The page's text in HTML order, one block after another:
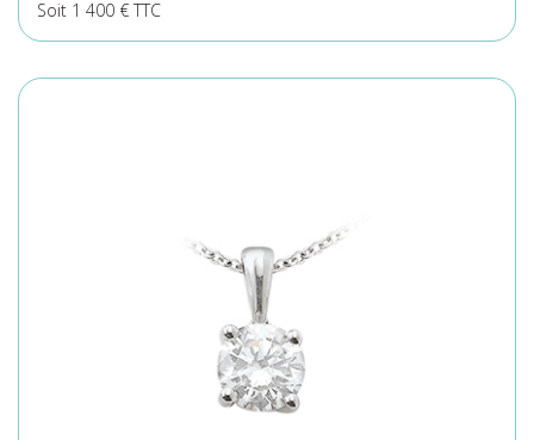
Soit 1 400 € TTC